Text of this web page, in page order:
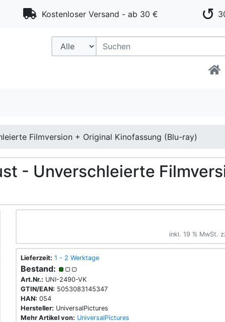
Kostenloser Versand - ab 30 €
Filmversion + Original Kinofassung (Blu-ray)
- Unverschleierte
inkl. 19 % MwSt.
Lieferzeit: 1 - 2 Werktage
Bestand:
Art.Nr.: UNI-2490-VK
GTIN/EAN: 5053083145347
HAN: 054
Hersteller: UniversalPictures
Mehr Artikel von: UniversalPictures